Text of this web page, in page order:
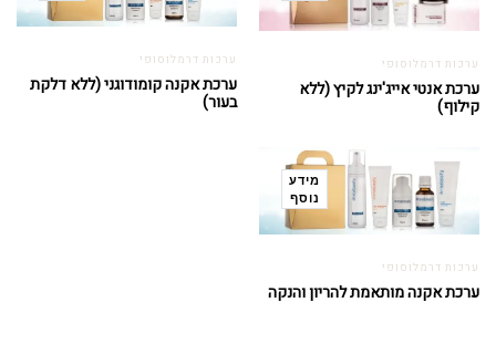
ערכות דרמלוסופי
ערכת אנטי אייג'ינג לקיץ (ללא
קילוף)
ערכות דרמלוסופי
ערכת אקנה קומודוגני (ללא דלקת
בעור)
מידע
נוסף
ערכות דרמלוסופי
ערכת אקנה מותאמת להריון והנקה